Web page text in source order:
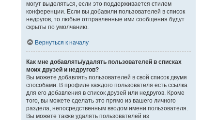
могут выделяться, если это поддерживается стилем
конференции. Если вы добавили пользователей в список
недругов, то любые отправленные ими сообщения будут
скрыты по умолчанию.
Вернуться к началу
Как мне добавлять/удалять пользователей в списках
моих друзей и недругов?
Вы можете добавлять пользователей в свой список двумя
способами. В профиле каждого пользователя есть ссылка
для его добавления в список друзей или недругов. Кроме
того, вы можете сделать это прямо из вашего личного
раздела, непосредственным вводом имени пользователя.
Вы можете также удалять пользователей из